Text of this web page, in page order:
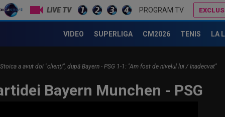
LIVE TV PROGRAM TV
VIDEO SUPERLIGA CM2026 TENIS LA
a avut doi "clienți", după Bayern - PSG 1-1: "Am fost de nivelul lui / Inadecvat"
Bayern Munchen - PSG